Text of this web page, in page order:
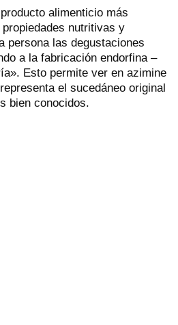
alimenticio más
nutritivas y
persona las degustaciones
a la fabricación endorfina –
Esto permite ver en azimine
el sucedáneo original
bien conocidos.